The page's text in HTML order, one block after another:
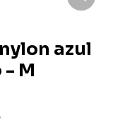
azul
M